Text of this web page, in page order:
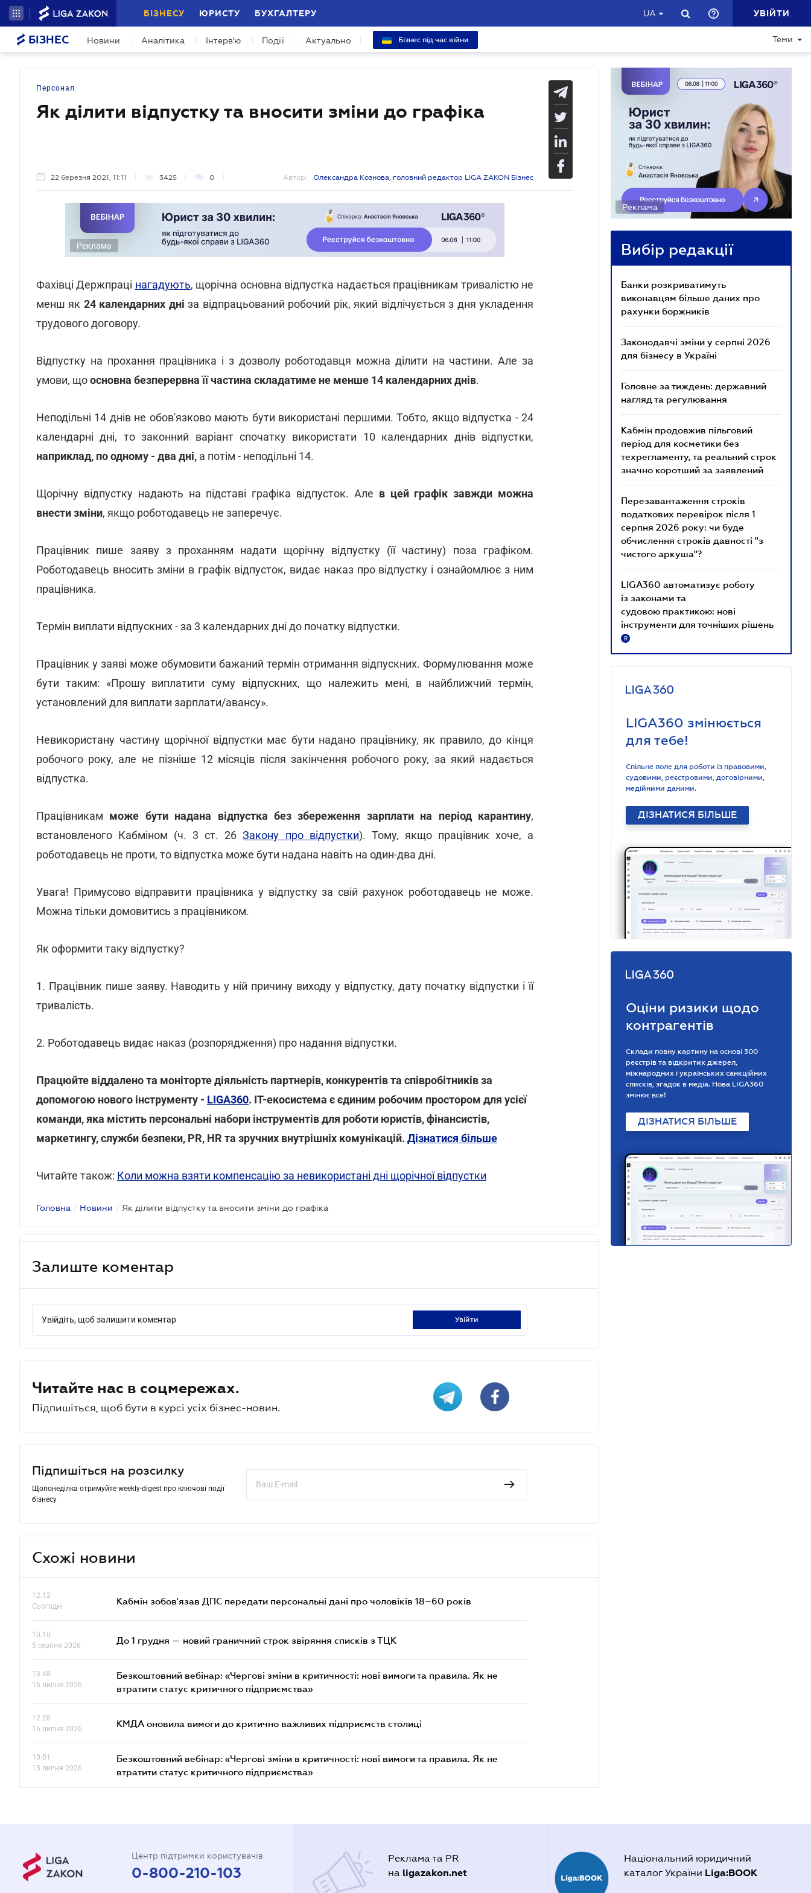
БІЗНЕСУ ЮРИСТУ БУХГАЛТЕРУ UA УВІЙТИ
БІЗНЕС Новини Аналітика Інтерв'ю Події Актуально Бізнес під час війни Теми
Персонал
Як ділити відпустку та вносити зміни до графіка
22 березня 2021, 11:11 3425 0 Автор: Олександра Кознова, головний редактор LIGA ZAKON Бізнес
Реклама
Фахівці Держпраці нагадують, щорічна основна відпустка надається працівникам тривалістю не
менш як 24 календарних дні за відпрацьований робочий рік, який відлічується з дня укладення
трудового договору.
Відпустку на прохання працівника і з дозволу роботодавця можна ділити на частини. Але за
умови, щоосновна безперервна її частина складатиме не менше 14 календарних днів.
Неподільні 14 днів не обов'язково мають бути використані першими. Тобто, якщо відпустка - 24
календарні дні, то законний варіант спочатку використати 10 календарних днів відпустки,
наприклад, по одному - два дні, а потім - неподільні 14.
Щорічну відпустку надають на підставі графіка відпусток. Але в цей графік завжди можна
внести зміни, якщо роботодавець не заперечує.
Працівник пише заяву з проханням надати щорічну відпустку (її частину) поза графіком.
Роботодавець вносить зміни в графік відпусток, видає наказ про відпустку і ознайомлює з ним
працівника.
Термін виплати відпускних - за 3 календарних дні до початку відпустки.
Працівник у заяві може обумовити бажаний термін отримання відпускних. Формулювання може
бути таким: «Прошу виплатити суму відпускних, що належить мені, в найближчий термін,
установлений для виплати зарплати/авансу».
Невикористану частину щорічної відпустки має бути надано працівнику, як правило, до кінця
робочого року, але не пізніше 12 місяців після закінчення робочого року, за який надається
відпустка.
Працівникам може бути надана відпустка без збереження зарплати на період карантину,
встановленого Кабміном (ч. 3 ст. 26Закону про відпустки). Тому, якщо працівник хоче, а
роботодавець не проти, то відпустка може бути надана навіть на один-два дні.
Увага! Примусово відправити працівника у відпустку за свій рахунок роботодавець не може.
Можна тільки домовитись з працівником.
Як оформити таку відпустку?
1. Працівник пише заяву. Наводить у ній причину виходу у відпустку, дату початку відпустки і її
тривалість.
2. Роботодавець видає наказ (розпорядження) про надання відпустки.
Працюйте віддалено та моніторте діяльність партнерів, конкурентів та співробітників за
допомогою нового інструменту - LIGA360. IT-екосистема є єдиним робочим простором для усієї
команди, яка містить персональні набори інструментів для роботи юристів, фінансистів,
маркетингу, служби безпеки, PR, HR та зручних внутрішніх комунікацій. Дізнатися більше
Читайте також: Коли можна взяти компенсацію за невикористані дні щорічної відпустки
Головна / Новини / Як ділити відпустку та вносити зміни до графіка
Залиште коментар
Увійдіть, щоб залишити коментар увійти
Читайте нас в соцмережах.
Підпишіться, щоб бути в курсі усіх бізнес-новин.
Підпишіться на розсилку
Щопонеділка отримуйте weekly-digest про ключові події
бізнесу
Схожі новини
12.12
Сьогодні
Кабмін зобов'язав ДПС передати персональні дані про чоловіків 18–60 років
10.10
5 серпня 2026
До 1 грудня — новий граничний строк звіряння списків з ТЦК
13.48
16 липня 2026
Безкоштовний вебінар: «Чергові зміни в критичності: нові вимоги та правила. Як не
втратити статус критичного підприємства»
12.28
16 липня 2026
КМДА оновила вимоги до критично важливих підприємств столиці
10.01
15 липня 2026
Безкоштовний вебінар: «Чергові зміни в критичності: нові вимоги та правила. Як не
втратити статус критичного підприємства»
Реклама
Вибір редакції
Банки розкриватимуть
виконавцям більше даних про
рахунки боржників
Законодавчі зміни у серпні 2026
для бізнесу в Україні
Головне за тиждень: державний
нагляд та регулювання
Кабмін продовжив пільговий
період для косметики без
техрегламенту, та реальний строк
значно коротший за заявлений
Перезавантаження строків
податкових перевірок після 1
серпня 2026 року: чи буде
обчислення строків давності "з
чистого аркуша"?
LIGA360 автоматизує роботу
із законами та
судовою практикою: нові
інструменти для точніших рішень
R
LIGA360 змінюється
для тебе!
Спільне поле для роботи із правовими,
судовими, реєстровими, договірними,
медійними даними.
ДІЗНАТИСЯ БІЛЬШЕ
Оціни ризики щодо
контрагентів
Склади повну картину на основі 300
реєстрів та відкритих джерел,
міжнародних і українських санкційних
списків, згадок в медіа. Нова LIGA360
змінює все!
ДІЗНАТИСЯ БІЛЬШЕ
Центр підтримки користувачів
0-800-210-103
Реклама та PR
на ligazakon.net
Національний юридичний
каталог України Liga:BOOK